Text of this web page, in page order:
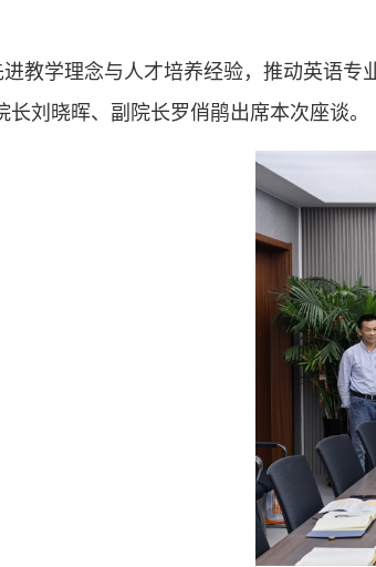
教学理念与人才培养经验，推动英语
长刘晓晖、副院长罗俏鹃出席本次座谈。